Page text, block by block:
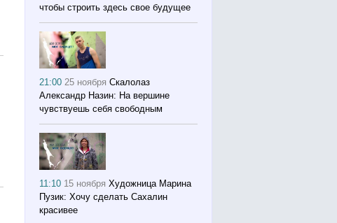
чтобы строить здесь свое будущее
21:0025 ноября Скалолаз
Александр Назин: На вершине
чувствуешь себя свободным
11:10 15 ноября Художница Марина
Пузик: Хочу сделать Сахалин
красивее